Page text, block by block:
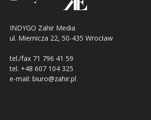
INDYGO Zahir Media
ul. Miernicza 22, 50-435 Wrocław
tel./fax 71 796 41 59
tel. +48 607 104 325
e-mail: biuro@zahir.pl